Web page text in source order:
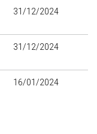
31/12/2024
31/12/2024
16/01/2024